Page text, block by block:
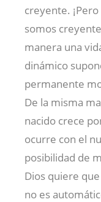
creyente.
somos
manera una
dinámico
permanente
De la misma
nacido crece
ocurre con el
posibilidad de
Dios quiere
no es